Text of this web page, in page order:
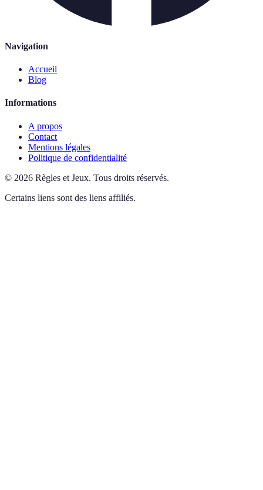
Navigation
Accueil
Blog
Informations
A propos
Contact
Mentions légales
Politique de confidentialité
© 2026 Règles et Jeux. Tous droits réservés.
Certains liens sont des liens affiliés.